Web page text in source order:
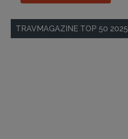
TRAVMAGAZINE TOP 50 2025